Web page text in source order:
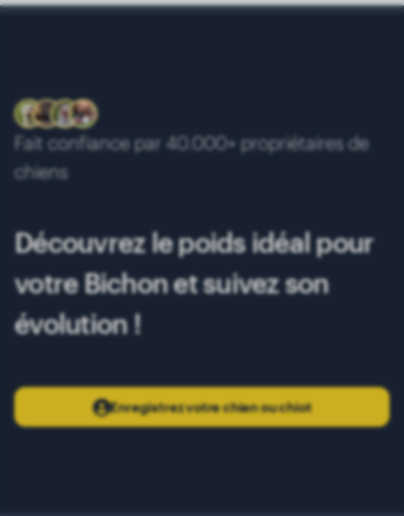
10 mois
4.95 kg
Fait confiance par 40.000+ propriétaires de
chiens
Découvrez le poids idéal pour
votre Bichon et suivez son
évolution !
Enregistrez votre chien ou chiot